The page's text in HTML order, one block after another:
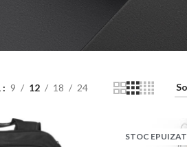
9 12 18 24
STOC EPUIZAT